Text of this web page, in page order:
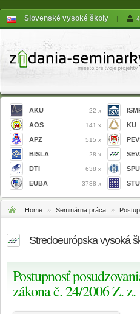
Slovenské vysoké školy |
AKU 22 x
AOS 141 x
APZ 515 x
BISLA 28 x
DTI 638 x
EUBA 3788 x
KU
SPU
Home » Seminárna práca »
Stredoeurópska vysoká
Postupnosť
zákona č. 24/2006 Z. z.